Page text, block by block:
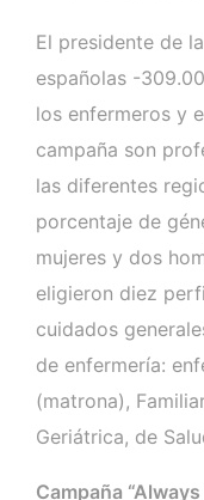
El presidente de
españolas -
los enfermeros y
campaña son
las diferentes
porcentaje de
mujeres y dos
eligieron diez
cuidados
de enfermería:
(matrona),
Geriátrica, de
Campaña “Always